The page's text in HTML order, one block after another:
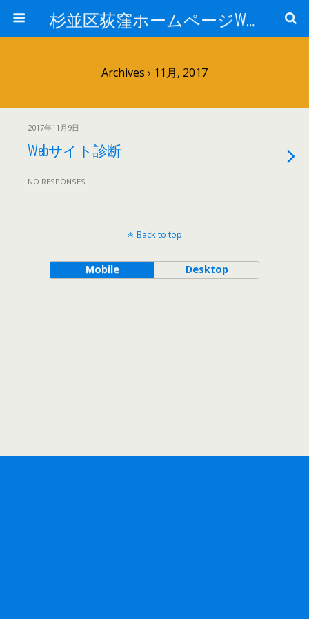
杉並区荻窪ホームページWEB制作会社コラボレーションオフィス カッキッズ SEO・サーチエンジン登録、SEOオートマチック・Facebook・スマホ・Twitter・プランニング、デザイン、HTMLコーディング、サーバ管理
Archives › 11月, 2017
2017年11月9日
Webサイト診断
NO RESPONSES
Back to top
Mobile Desktop